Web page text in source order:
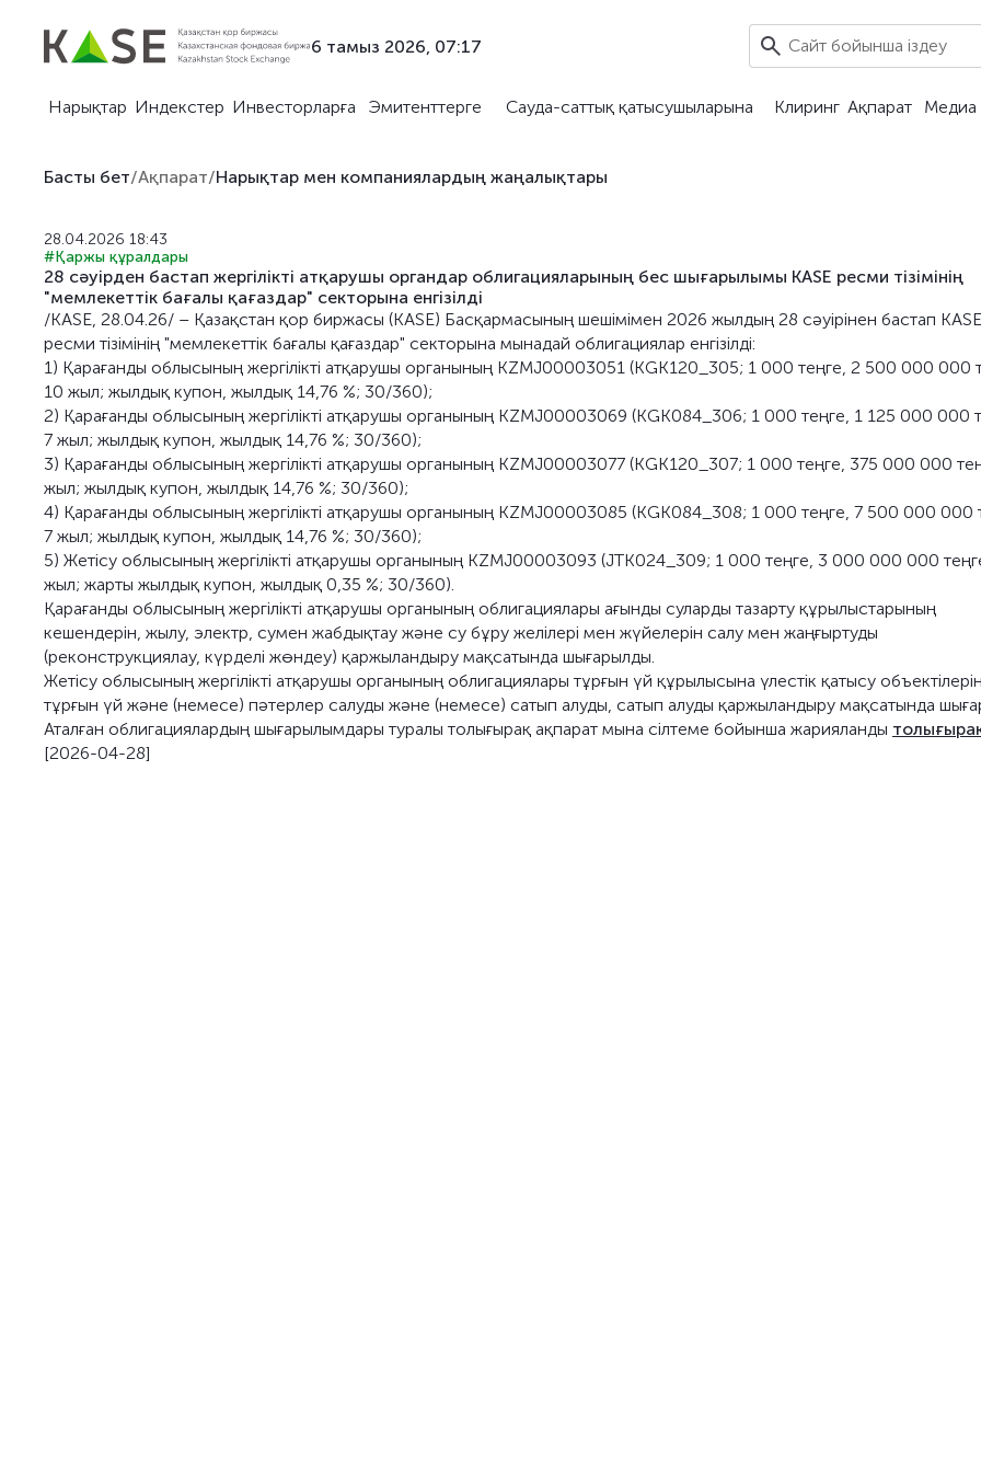
6 тамыз 2026, 07:17
Нарықтар Индекстер Инвесторларға Эмитенттерге Сауда-саттық қатысушыларына Клиринг Ақпарат Медиа
Басты бет/Ақпарат/Нарықтар мен компаниялардың жаңалықтары
28.04.2026 18:43
#Қаржы құралдары
28 сәуірден бастап жергілікті атқарушы органдар облигацияларының бес шығарылымы KASE ресми тізімінің
"мемлекеттік бағалы қағаздар" секторына енгізілді
/KASE, 28.04.26/ – Қазақстан қор биржасы (KASE) Басқармасының шешімімен 2026 жылдың 28 сәуірінен бастап KASE
ресми тізімінің "мемлекеттік бағалы қағаздар" секторына мынадай облигациялар енгізілді:
1) Қарағанды облысының жергілікті атқарушы органының KZMJ00003051 (KGK120_305; 1 000 теңге, 2 500 000 000
10 жыл; жылдық купон, жылдық 14,76 %; 30/360);
2) Қарағанды облысының жергілікті атқарушы органының KZMJ00003069 (KGK084_306; 1 000 теңге, 1 125 000 000
7 жыл; жылдық купон, жылдық 14,76 %; 30/360);
3) Қарағанды облысының жергілікті атқарушы органының KZMJ00003077 (KGK120_307; 1 000 теңге, 375 000 000
жыл; жылдық купон, жылдық 14,76 %; 30/360);
4) Қарағанды облысының жергілікті атқарушы органының KZMJ00003085 (KGK084_308; 1 000 теңге, 7 500 000 000
7 жыл; жылдық купон, жылдық 14,76 %; 30/360);
5) Жетісу облысының жергілікті атқарушы органының KZMJ00003093 (JTK024_309; 1 000 теңге, 3 000 000 000
жыл; жарты жылдық купон, жылдық 0,35 %; 30/360).
Қарағанды облысының жергілікті атқарушы органының облигациялары ағынды суларды тазарту құрылыстарының
кешендерін, жылу, электр, сумен жабдықтау және су бұру желілері мен жүйелерін салу мен жаңғыртуды
(реконструкциялау, күрделі жөндеу) қаржыландыру мақсатында шығарылды.
Жетісу облысының жергілікті атқарушы органының облигациялары тұрғын үй құрылысына үлестік қатысу
тұрғын үй және (немесе) пәтерлер салуды және (немесе) сатып алуды, сатып алуды қаржыландыру мақсатында
Аталған облигациялардың шығарылымдары туралы толығырақ ақпарат мына сілтеме бойынша жарияланды
[2026-04-28]